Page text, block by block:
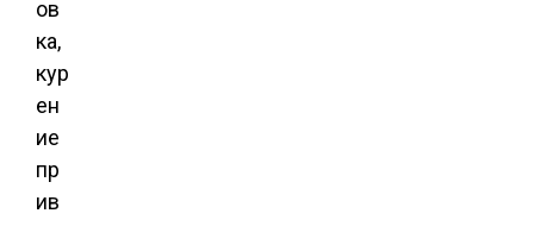
ов
ка,
кур
ен
ие
пр
ив